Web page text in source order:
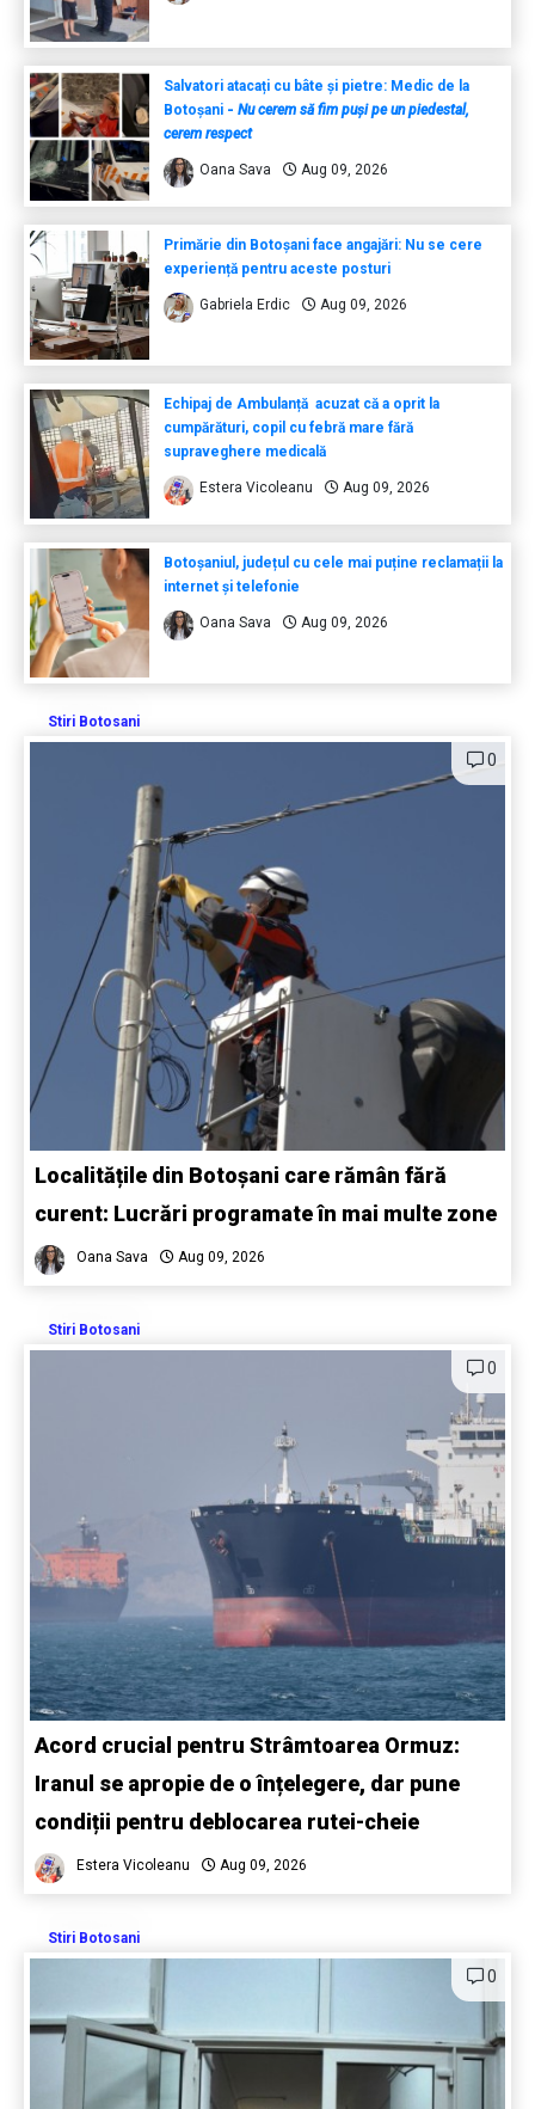
Salvatori atacați cu bâte și pietre: Medic de la
Botoșani - Nu cerem să fim puși pe un piedestal,
cerem respect
Oana Sava Aug 09, 2026
Primărie din Botoșani face angajări: Nu se cere
experiență pentru aceste posturi
Gabriela Erdic Aug 09, 2026
Echipaj de Ambulanță acuzat că a oprit la
cumpărături, copil cu febră mare fără
supraveghere medicală
Estera Vicoleanu Aug 09, 2026
Botoșaniul, județul cu cele mai puține reclamații la
internet și telefonie
Oana Sava Aug 09, 2026
Stiri Botosani
0
Localitățile din Botoșani care rămân fără
curent: Lucrări programate în mai multe zone
Oana Sava Aug 09, 2026
Stiri Botosani
0
Acord crucial pentru Strâmtoarea Ormuz:
Iranul se apropie de o înțelegere, dar pune
condiții pentru deblocarea rutei-cheie
Estera Vicoleanu Aug 09, 2026
Stiri Botosani
0